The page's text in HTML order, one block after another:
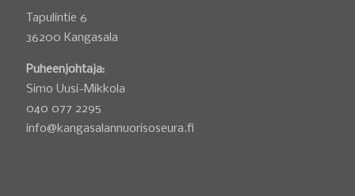
Tapulintie 6
36200 Kangasala
Puheenjohtaja:
Simo Uusi-Mikkola
040 077 2295
info@kangasalannuorisoseura.fi